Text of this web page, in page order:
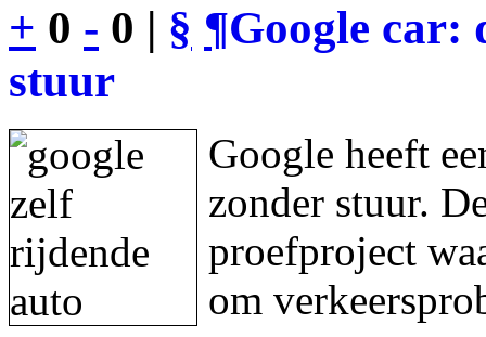
+ 0 - 0 | § ¶Google car:
stuur
Google heeft
zonder stuur.
proefproject
om